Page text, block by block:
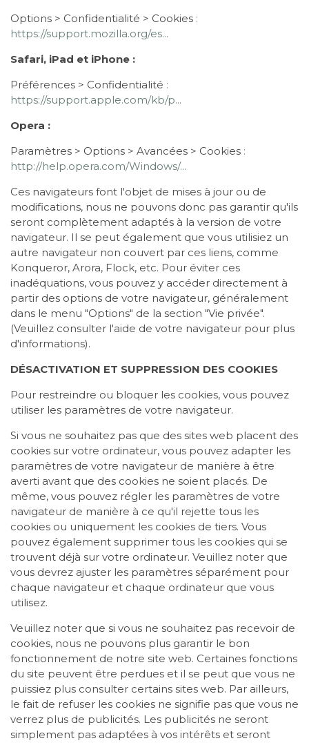
Options > Confidentialité > Cookies :
https://support.mozilla.org/es...
Safari, iPad et iPhone :
Préférences > Confidentialité :
https://support.apple.com/kb/p...
Opera :
Paramètres > Options > Avancées > Cookies :
http://help.opera.com/Windows/...
Ces navigateurs font l'objet de mises à jour ou de
modifications, nous ne pouvons donc pas garantir qu'ils
seront complètement adaptés à la version de votre
navigateur. Il se peut également que vous utilisiez un
autre navigateur non couvert par ces liens, comme
Konqueror, Arora, Flock, etc. Pour éviter ces
inadéquations, vous pouvez y accéder directement à
partir des options de votre navigateur, généralement
dans le menu "Options" de la section "Vie privée".
(Veuillez consulter l'aide de votre navigateur pour plus
d'informations).
DÉSACTIVATION ET SUPPRESSION DES COOKIES
Pour restreindre ou bloquer les cookies, vous pouvez
utiliser les paramètres de votre navigateur.
Si vous ne souhaitez pas que des sites web placent des
cookies sur votre ordinateur, vous pouvez adapter les
paramètres de votre navigateur de manière à être
averti avant que des cookies ne soient placés. De
même, vous pouvez régler les paramètres de votre
navigateur de manière à ce qu'il rejette tous les
cookies ou uniquement les cookies de tiers. Vous
pouvez également supprimer tous les cookies qui se
trouvent déjà sur votre ordinateur. Veuillez noter que
vous devrez ajuster les paramètres séparément pour
chaque navigateur et chaque ordinateur que vous
utilisez.
Veuillez noter que si vous ne souhaitez pas recevoir de
cookies, nous ne pouvons plus garantir le bon
fonctionnement de notre site web. Certaines fonctions
du site peuvent être perdues et il se peut que vous ne
puissiez plus consulter certains sites web. Par ailleurs,
le fait de refuser les cookies ne signifie pas que vous ne
verrez plus de publicités. Les publicités ne seront
simplement pas adaptées à vos intérêts et seront